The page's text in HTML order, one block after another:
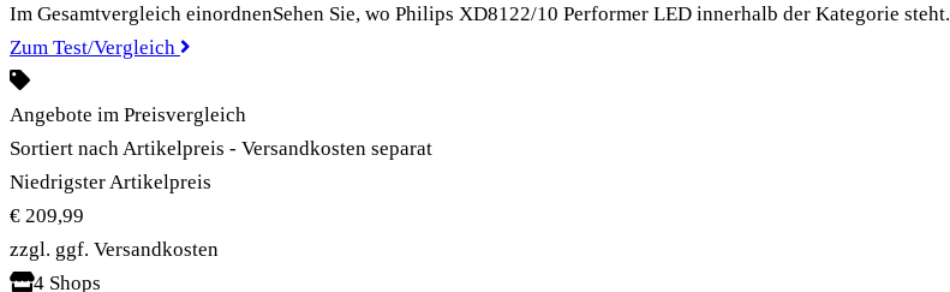
Im Gesamtvergleich einordnenSehen Sie, wo Philips XD8122/10 Performer LED innerhalb der Kategorie steht.
Zum Test/Vergleich
Angebote im Preisvergleich
Sortiert nach Artikelpreis - Versandkosten separat
Niedrigster Artikelpreis
€ 209,99
zzgl. ggf. Versandkosten
4 Shops